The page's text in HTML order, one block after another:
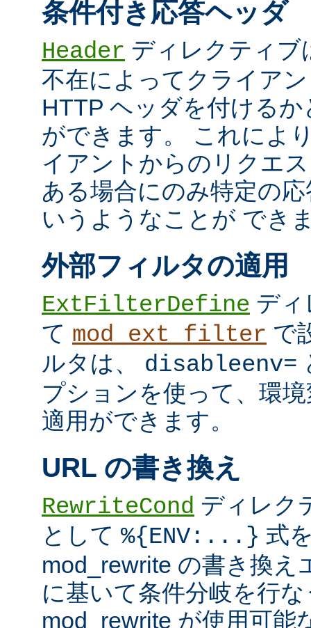
条件付き応答ヘッダ
Header ディレクティブ
不在によってクライア
HTTP ヘッダを付ける
ができます。 これによ
イアントからのリクエ
ある場合にのみ特定の
いうようなことが でき
外部フィルタの適用
ExtFilterDefine デ
て mod_ext_filter で
ルタは、 disableenv=
プションを使って、環
適用ができます。
URL の書き換え
RewriteCond ディレク
として %{ENV:...} 式
mod_rewrite の書き換え
に基いて条件分岐を行
mod_rewrite が使用可能